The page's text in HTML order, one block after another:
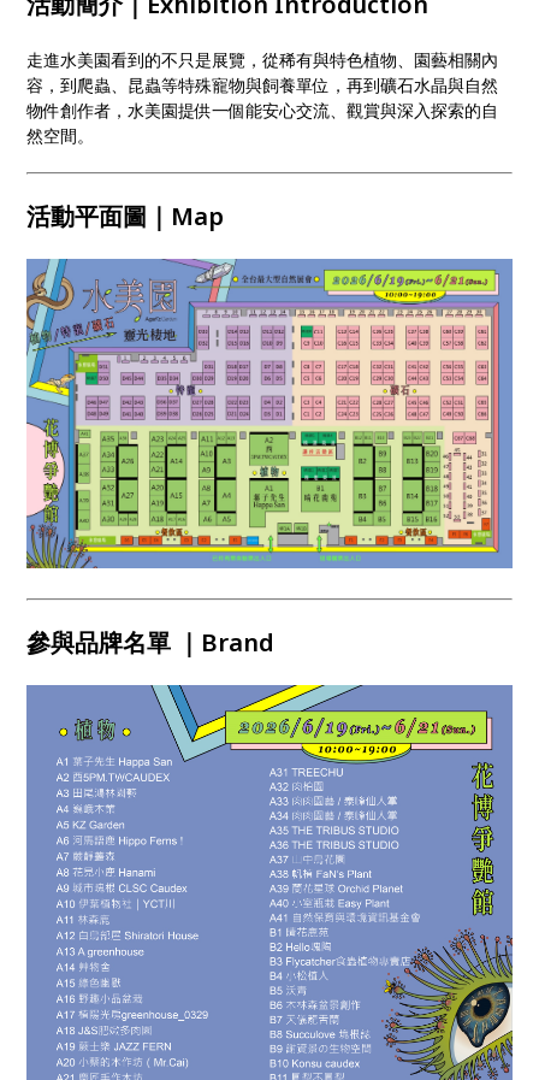
走進水美園看到的不只是展覽，從稀有與特色植物、園藝相關內
容，到爬蟲、昆蟲等特殊寵物與飼養單位，再到礦石水晶與自然
物件創作者，水美園提供一個能安心交流、觀賞與深入探索的自
然空間。
活動平面圖｜Map
參與品牌名單 ｜Brand